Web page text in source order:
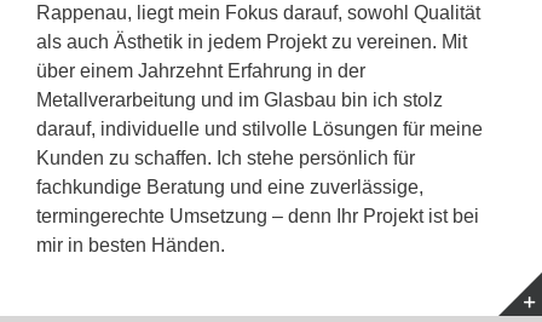
Rappenau, liegt mein Fokus darauf, sowohl Qualität
als auch Ästhetik in jedem Projekt zu vereinen. Mit
über einem Jahrzehnt Erfahrung in der
Metallverarbeitung und im Glasbau bin ich stolz
darauf, individuelle und stilvolle Lösungen für meine
Kunden zu schaffen. Ich stehe persönlich für
fachkundige Beratung und eine zuverlässige,
termingerechte Umsetzung – denn Ihr Projekt ist bei
mir in besten Händen.